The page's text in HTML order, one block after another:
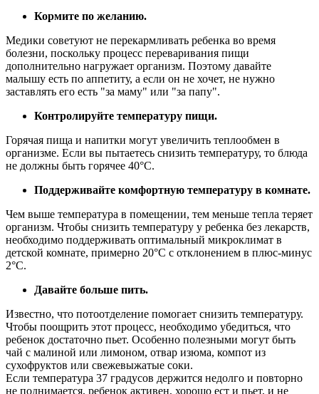
Кормите по желанию.
Медики советуют не перекармливать ребенка во время
болезни, поскольку процесс переваривания пищи
дополнительно нагружает организм. Поэтому давайте
малышу есть по аппетиту, а если он не хочет, не нужно
заставлять его есть "за маму" или "за папу".
Контролируйте температуру пищи.
Горячая пища и напитки могут увеличить теплообмен в
организме. Если вы пытаетесь снизить температуру, то блюда
не должны быть горячее 40°C.
Поддерживайте комфортную температуру в комнате.
Чем выше температура в помещении, тем меньше тепла теряет
организм. Чтобы снизить температуру у ребенка без лекарств,
необходимо поддерживать оптимальный микроклимат в
детской комнате, примерно 20°C с отклонением в плюс-минус
2°C.
Давайте больше пить.
Известно, что потоотделение помогает снизить температуру.
Чтобы поощрить этот процесс, необходимо убедиться, что
ребенок достаточно пьет. Особенно полезными могут быть
чай с малиной или лимоном, отвар изюма, компот из
сухофруктов или свежевыжатые соки.
Если температура 37 градусов держится недолго и повторно
не поднимается, ребенок активен, хорошо ест и пьет, и не